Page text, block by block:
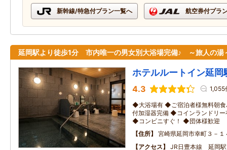
新幹線/特急付プラン一覧へ 航空券付プラ
延岡駅より徒歩1分 市内唯一の男女別大浴場完備♪ ～旅人の湯
ホテルルートイン延岡
4.3 1,055
◆大浴場有 ◆ご宿泊者様無料朝
付加湿器完備 ◆コインランドリ
◆コンビニすぐ！ ◆団体様歓迎
住所
宮崎県延岡市幸町３－１
アクセス
JR日豊本線 延岡駅